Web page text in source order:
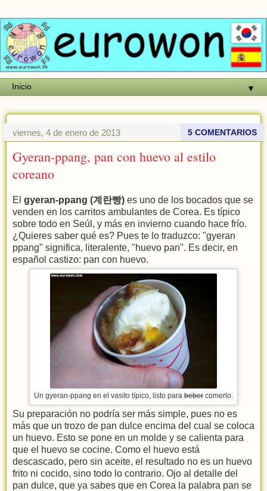
▼
viernes, 4 de enero de 2013 5 COMENTARIOS
Gyeran-ppang, pan con huevo al estilo
coreano
El gyeran-ppang (계란빵) es uno de los bocados que se
venden en los carritos ambulantes de Corea. Es típico
sobre todo en Seúl, y más en invierno cuando hace frío.
¿Quieres saber qué es? Pues te lo traduzco: "gyeran
ppang" significa, literalente, "huevo pan". Es decir, en
español castizo: pan con huevo.
Un gyeran-ppang en el vasito típico, listo para beber comerlo.
Su preparación no podría ser más simple, pues no es
más que un trozo de pan dulce encima del cual se coloca
un huevo. Esto se pone en un molde y se calienta para
que el huevo se cocine. Como el huevo está
descascado, pero sin aceite, el resultado no es un huevo
frito ni cocido, sino todo lo contrario. Ojo al detalle del
pan dulce, que ya sabes que en Corea la palabra pan se